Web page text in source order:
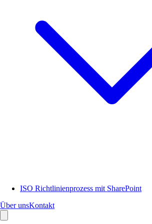
ISO Richtlinienprozess mit SharePoint
Über unsKontakt